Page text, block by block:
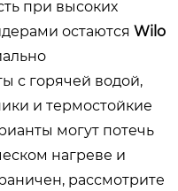
при высоких
остаются Wilo
с горячей водой,
и термостойкие
могут потечь
нагреве и
рассмотрите